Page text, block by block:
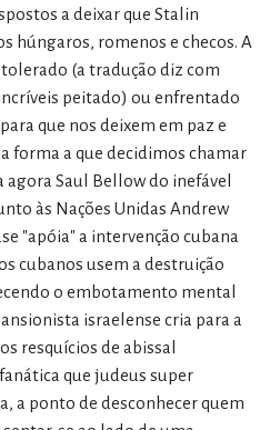
a deixar que Stalin
húngaros, romenos e checos. A
(a tradução diz com
peitado) ou enfrentado
que nos deixem em paz e
forma a que decidimos chamar
agora Saul Bellow do inefável
às Nações Unidas Andrew
"apóia" a intervenção cubana
cubanos usem a destruição
o embotamento mental
israelense cria para a
resquícios de abissal
que judeus super
a ponto de desconhecer quem